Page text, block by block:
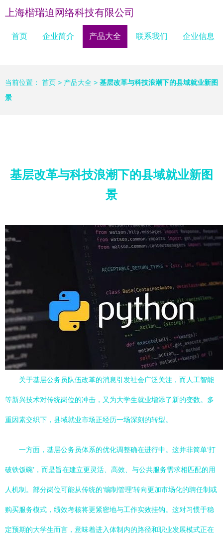
上海楷瑞迫网络科技有限公司
首页 企业简介 产品大全 联系我们 企业信息
当前位置： 首页 > 产品大全 > 基层改革与科技浪潮下的县域就业新图
景
基层改革与科技浪潮下的县域就业新图
景
关于基层公务员队伍改革的消息引发社会广泛关注，而人工智能
等新兴技术对传统岗位的冲击，又为大学生就业增添了新的变数。多
重因素交织下，县域就业市场正经历一场深刻的转型。
一方面，基层公务员体系的优化调整确在进行中。这并非简单‘打
破铁饭碗’，而是旨在建立更灵活、高效、与公共服务需求相匹配的用
人机制。部分岗位可能从传统的‘编制管理’转向更加市场化的聘任制或
购买服务模式，绩效考核将更紧密地与工作实效挂钩。这对习惯于稳
定预期的大学生而言，意味着进入体制内的路径和职业发展模式正在